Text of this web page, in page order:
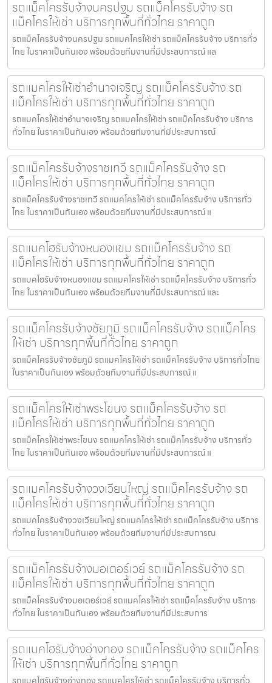
รถแม็คโครรับจ้างนครปฐม รถแม็คโครรับจ้าง รถ
แม็คโครให้เช่า บริการทุกพื้นที่ทั่วไทย ราคาถูก
รถแม็คโครรับจ้างนครปฐม รถแมคโครให้เช่า รถแม็คโครรับจ้าง บริการทั่ว
ไทย ในราคาเป็นกันเอง พร้อมด้วยทีมงานที่มีประสบการณ์ แล
รถแมคโครให้เช่าอำนาจเจริญ รถแม็คโครรับจ้าง รถ
แม็คโครให้เช่า บริการทุกพื้นที่ทั่วไทย ราคาถูก
รถแมคโครให้เช่าอำนาจเจริญ รถแมคโครให้เช่า รถแม็คโครรับจ้าง บริการ
ทั่วไทย ในราคาเป็นกันเอง พร้อมด้วยทีมงานที่มีประสบการณ์
รถแม็คโครรับจ้างราชเทวี รถแม็คโครรับจ้าง รถ
แม็คโครให้เช่า บริการทุกพื้นที่ทั่วไทย ราคาถูก
รถแม็คโครรับจ้างราชเทวี รถแมคโครให้เช่า รถแม็คโครรับจ้าง บริการทั่ว
ไทย ในราคาเป็นกันเอง พร้อมด้วยทีมงานที่มีประสบการณ์ แ
รถแบคโฮรับจ้างหนองแขม รถแม็คโครรับจ้าง รถ
แม็คโครให้เช่า บริการทุกพื้นที่ทั่วไทย ราคาถูก
รถแบคโฮรับจ้างหนองแขม รถแมคโครให้เช่า รถแม็คโครรับจ้าง บริการทั่ว
ไทย ในราคาเป็นกันเอง พร้อมด้วยทีมงานที่มีประสบการณ์ และ
รถแม็คโครรับจ้างชัยภูมิ รถแม็คโครรับจ้าง รถแม็คโคร
ให้เช่า บริการทุกพื้นที่ทั่วไทย ราคาถูก
รถแม็คโครรับจ้างชัยภูมิ รถแมคโครให้เช่า รถแม็คโครรับจ้าง บริการทั่วไทย
ในราคาเป็นกันเอง พร้อมด้วยทีมงานที่มีประสบการณ์ แ
รถแม็คโครให้เช่าพระโขนง รถแม็คโครรับจ้าง รถ
แม็คโครให้เช่า บริการทุกพื้นที่ทั่วไทย ราคาถูก
รถแม็คโครให้เช่าพระโขนง รถแมคโครให้เช่า รถแม็คโครรับจ้าง บริการทั่ว
ไทย ในราคาเป็นกันเอง พร้อมด้วยทีมงานที่มีประสบการณ์ แ
รถแมคโครรับจ้างวงเวียนใหญ่ รถแม็คโครรับจ้าง รถ
แม็คโครให้เช่า บริการทุกพื้นที่ทั่วไทย ราคาถูก
รถแมคโครรับจ้างวงเวียนใหญ่ รถแมคโครให้เช่า รถแม็คโครรับจ้าง บริการ
ทั่วไทย ในราคาเป็นกันเอง พร้อมด้วยทีมงานที่มีประสบการณ
รถแม็คโครรับจ้างมอเตอร์เวย์ รถแม็คโครรับจ้าง รถ
แม็คโครให้เช่า บริการทุกพื้นที่ทั่วไทย ราคาถูก
รถแม็คโครรับจ้างมอเตอร์เวย์ รถแมคโครให้เช่า รถแม็คโครรับจ้าง บริการ
ทั่วไทย ในราคาเป็นกันเอง พร้อมด้วยทีมงานที่มีประสบการ
รถแบคโฮรับจ้างอ่างทอง รถแม็คโครรับจ้าง รถแม็คโคร
ให้เช่า บริการทุกพื้นที่ทั่วไทย ราคาถูก